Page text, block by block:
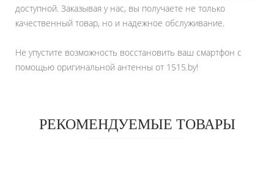
доступной. Заказывая у нас, вы получаете не только
качественный товар, но и надежное обслуживание.
Не упустите возможность восстановить ваш смартфон с
помощью оригинальной антенны от 1515.by!
РЕКОМЕНДУЕМЫЕ ТОВАРЫ